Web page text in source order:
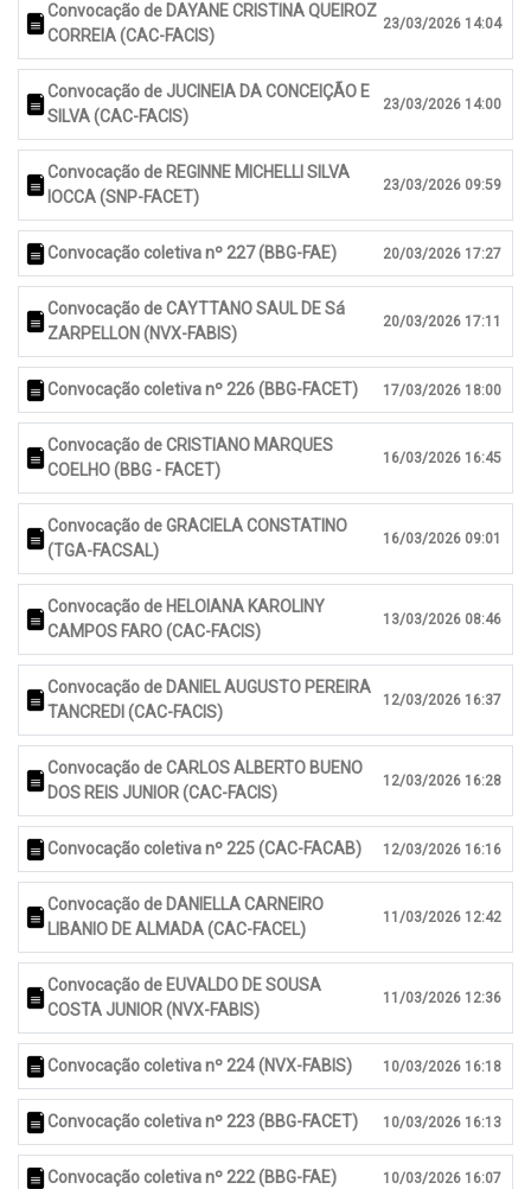
Convocação de DAYANE CRISTINA QUEIROZ
CORREIA (CAC-FACIS)
23/03/2026 14:04
Convocação de JUCINEIA DA CONCEIÇÃO E
SILVA (CAC-FACIS)
23/03/2026 14:00
Convocação de REGINNE MICHELLI SILVA
IOCCA (SNP-FACET)
23/03/2026 09:59
Convocação coletiva nº 227 (BBG-FAE) 20/03/2026 17:27
Convocação de CAYTTANO SAUL DE Sá
ZARPELLON (NVX-FABIS)
20/03/2026 17:11
Convocação coletiva nº 226 (BBG-FACET) 17/03/2026 18:00
Convocação de CRISTIANO MARQUES
COELHO (BBG - FACET)
16/03/2026 16:45
Convocação de GRACIELA CONSTATINO
(TGA-FACSAL)
16/03/2026 09:01
Convocação de HELOIANA KAROLINY
CAMPOS FARO (CAC-FACIS)
13/03/2026 08:46
Convocação de DANIEL AUGUSTO PEREIRA
TANCREDI (CAC-FACIS)
12/03/2026 16:37
Convocação de CARLOS ALBERTO BUENO
DOS REIS JUNIOR (CAC-FACIS)
12/03/2026 16:28
Convocação coletiva nº 225 (CAC-FACAB) 12/03/2026 16:16
Convocação de DANIELLA CARNEIRO
LIBANIO DE ALMADA (CAC-FACEL)
11/03/2026 12:42
Convocação de EUVALDO DE SOUSA
COSTA JUNIOR (NVX-FABIS)
11/03/2026 12:36
Convocação coletiva nº 224 (NVX-FABIS) 10/03/2026 16:18
Convocação coletiva nº 223 (BBG-FACET) 10/03/2026 16:13
Convocação coletiva nº 222 (BBG-FAE) 10/03/2026 16:07